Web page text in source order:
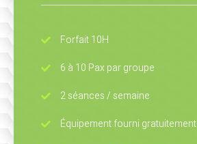
Forfait 10H
6 à 10 Pax par groupe
2 séances / semaine
Équipement fourni gratuitement